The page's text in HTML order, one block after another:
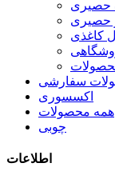
حصیری
حصیری
کاغذی
سفارشی
اکسسوری
همه محصولات
چوبی
اطلاعات